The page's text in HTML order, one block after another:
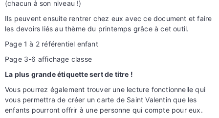
(chacun à son niveau !)
Ils peuvent ensuite rentrer chez eux avec ce document et faire
les devoirs liés au thème du printemps grâce à cet outil.
Page 1 à 2 référentiel enfant
Page 3-6 affichage classe
La plus grande étiquette sert de titre !
Vous pourrez également trouver une lecture fonctionnelle qui
vous permettra de créer un carte de Saint Valentin que les
enfants pourront offrir à une personne qui compte pour eux.